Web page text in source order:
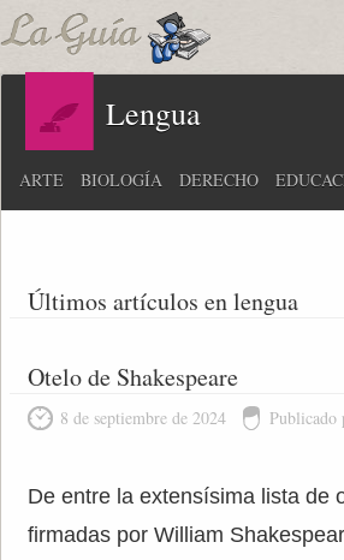
Lengua
ARTE BIOLOGÍA DERECHO
Últimos artículos en lengua
Otelo de Shakespeare
8 de septiembre de 2024 Publicado
De entre la extensísima lista de
firmadas por William